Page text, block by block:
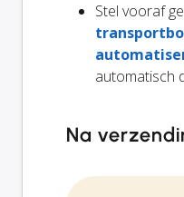
Stel vooraf
automatisch
Na